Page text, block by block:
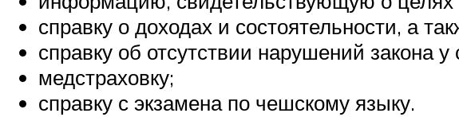
справку о доходах и состоятельности, а
справку об отсутствии нарушений закона у
медстраховку;
справку с экзамена по чешскому языку.